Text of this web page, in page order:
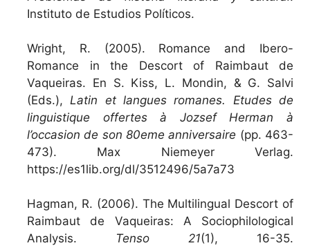
Instituto de Estudios Políticos.
Wright, R. (2005). Romance and Ibero-
Romance in the Descort of Raimbaut de
Vaqueiras. En S. Kiss, L. Mondin, & G. Salvi
(Eds.), Latin et langues romanes. Etudes de
linguistique offertes à Jozsef Herman à
l’occasion de son 80eme anniversaire (pp. 463-
473). Max Niemeyer Verlag.
https://es1lib.org/dl/3512496/5a7a73
Hagman, R. (2006). The Multilingual Descort of
Raimbaut de Vaqueiras: A Sociophilological
Analysis. Tenso 21(1), 16-35.